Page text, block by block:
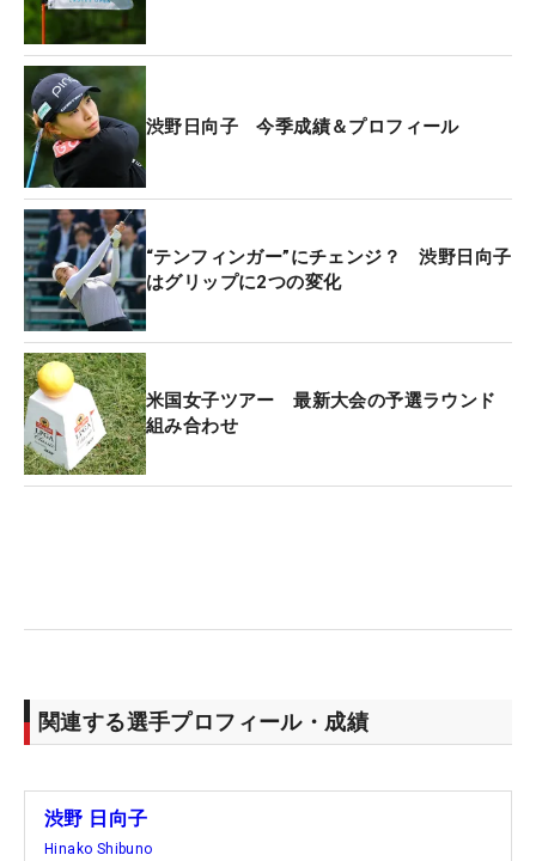
渋野日向子 今季成績＆プロフィール
“テンフィンガー”にチェンジ？ 渋野日向子
はグリップに2つの変化
米国女子ツアー 最新大会の予選ラウンド
組み合わせ
関連する選手プロフィール・成績
渋野 日向子
Hinako Shibuno